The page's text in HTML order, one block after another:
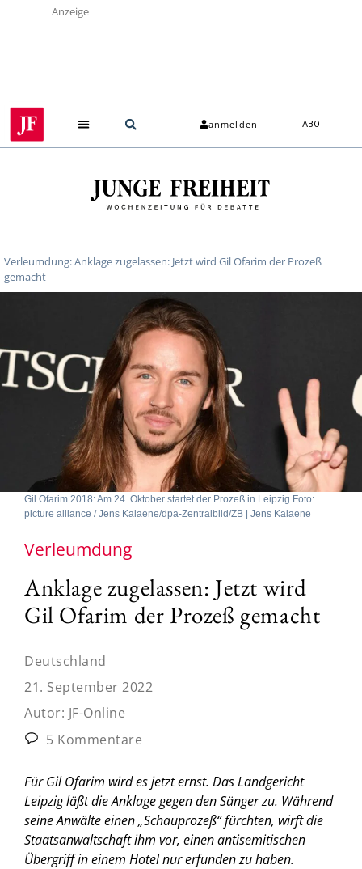
Anzeige
anmelden ABO
Verleumdung: Anklage zugelassen: Jetzt wird Gil Ofarim der Prozeß
gemacht
Gil Ofarim 2018: Am 24. Oktober startet der Prozeß in Leipzig Foto:
picture alliance / Jens Kalaene/dpa-Zentralbild/ZB | Jens Kalaene
Verleumdung
Anklage zugelassen: Jetzt wird
Gil Ofarim der Prozeß gemacht
Deutschland
21. September 2022
Autor: JF-Online
5 Kommentare
Für Gil Ofarim wird es jetzt ernst. Das Landgericht
Leipzig läßt die Anklage gegen den Sänger zu. Während
seine Anwälte einen „Schauprozeß“ fürchten, wirft die
Staatsanwaltschaft ihm vor, einen antisemitischen
Übergriff in einem Hotel nur erfunden zu haben.